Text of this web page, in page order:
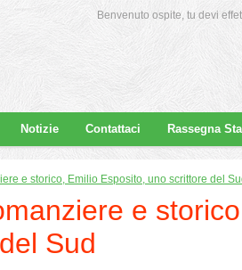
Benvenuto ospite, tu devi
Notizie Contattaci Rassegna
e storico, Emilio Esposito, uno scrittore del
e
Sud